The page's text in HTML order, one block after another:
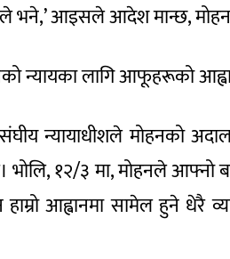
भने,’ आइसले आदेश मान्छ, मोहन
न्यायका लागि आफूहरूको
न्यायाधीशले मोहनको
भोलि, १२/३ मा, मोहनले आफ्नो
आह्वानमा सामेल हुने धेरै